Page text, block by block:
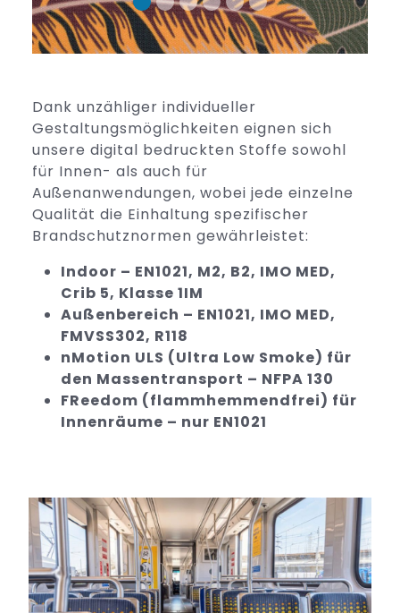
Dank unzähliger individueller
Gestaltungsmöglichkeiten eignen sich
unsere digital bedruckten Stoffe sowohl
für Innen- als auch für
Außenanwendungen, wobei jede einzelne
Qualität die Einhaltung spezifischer
Brandschutznormen gewährleistet:
Indoor – EN1021, M2, B2, IMO MED,
Crib 5, Klasse 1IM
Außenbereich – EN1021, IMO MED,
FMVSS302, R118
nMotion ULS (Ultra Low Smoke) für
den Massentransport – NFPA 130
FReedom (flammhemmendfrei) für
Innenräume – nur EN1021